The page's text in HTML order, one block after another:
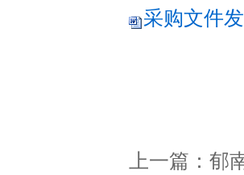
采购文件
上一篇： 郁